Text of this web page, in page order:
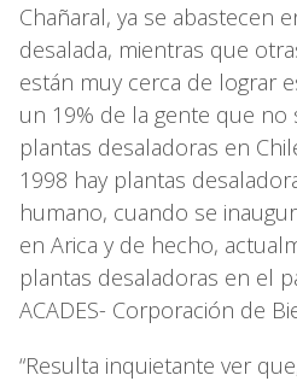
Chañaral, ya se abastecen
desalada, mientras que
están muy cerca de lograr
un 19% de la gente que no
plantas desaladoras en
1998 hay plantas
humano, cuando se
en Arica y de hecho,
plantas desaladoras en el
ACADES- Corporación de
“Resulta inquietante ver